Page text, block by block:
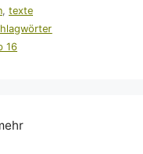
, texte
16